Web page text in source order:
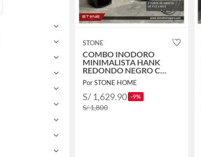
STONE
COMBO INODORO
MINIMALISTA HANK
REDONDO NEGRO C
DORADO + LAVAMANOS
EMA
Por STONE HOME
S/ 1,629.90 -9%
S/ 1,800